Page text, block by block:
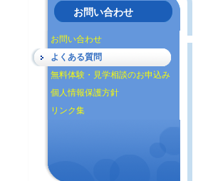
お問い合わせ
お問い合わせ
よくある質問
無料体験・見学相談のお申込み
個人情報保護方針
リンク集